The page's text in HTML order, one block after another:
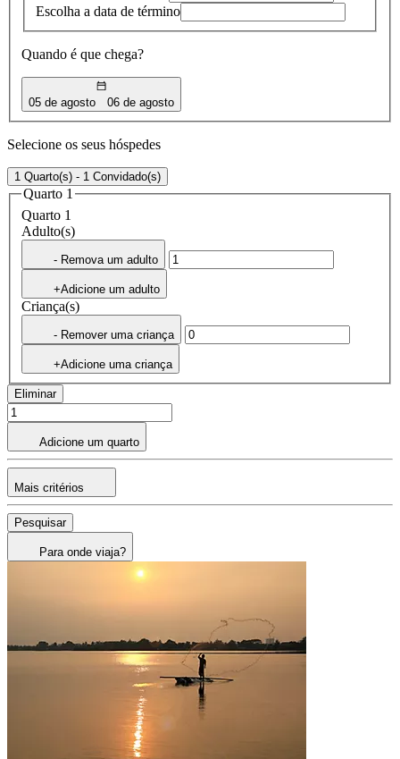
Escolha a data de término
Quando é que chega?
05 de agosto 06 de agosto
Selecione os seus hóspedes
1 Quarto(s) - 1 Convidado(s)
Quarto 1
Quarto 1
Adulto(s)
- Remova um adulto
+Adicione um adulto
Criança(s)
- Remover uma criança
+Adicione uma criança
Eliminar
Adicione um quarto
Mais critérios
Pesquisar
Para onde viaja?